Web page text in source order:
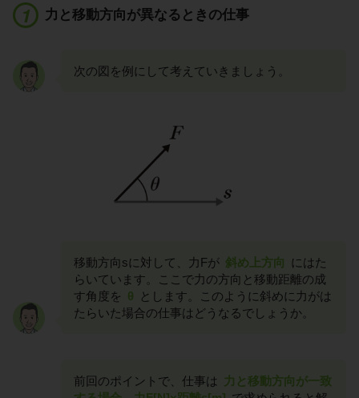
力と移動方向が異なるときの仕事
次の図を例にして考えていきましょう。
移動方向sに対して、力Fが 斜め上方向
にはた
らいています。ここで力の方向と移動距離の成
す角度を θ
とします。このように斜めに力がは
たらいた場合の仕事はどうなるでしょうか。
前回のポイントで、仕事は 力と移動方向が一致